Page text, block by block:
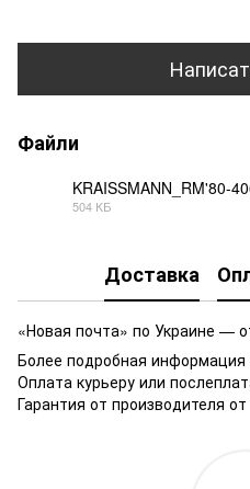
Файли
KRAISSMANN_RM'80-
504 КБ
Доставка
«Новая почта» по Украине —
Более подробная информация
Оплата курьеру или
Гарантия от производителя